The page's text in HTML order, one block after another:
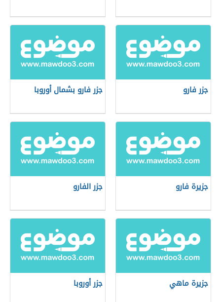
جزر فارو جزر فارو بشمال أوروبا
جزيرة فارو جزر الفارو
جزيرة ماهي جزر أوروبا